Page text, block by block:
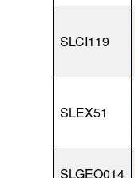
SLCI119
SLEX51
SLGEO014